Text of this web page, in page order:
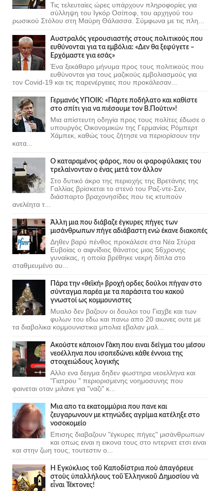
Τις τελευταίες ώρες υπάρχουν πληροφορίες για
σύλληψη του Ιγκόρ Οσίποφ, του αρχηγού του
ρωσικού Στόλου στη Μαύρη Θάλασσα. Σύμφωνα με τις πλη...
Αυστραλός γερουσιαστής στους πολιτικούς που
ευθύνονται για τα εμβόλια: «Δεν θα ξεφύγετε –
Ερχόμαστε για εσάς»
Ένα ξεκάθαρο μήνυμα προς τους πολιτικούς που
ευθύνονται για τους μαζικούς εμβολιασμούς για
τον Covid-19 και τις παρενέργειες που προκάλεσαν...
Γερμανός ΥΠΟΙΚ: «Πάρτε ποδήλατο και καθίστε
στο σπίτι για να πιέσουμε τον Β.Πούτιν»!
Μια απίστευτη οδηγία προς τους πολίτες έδωσε ο
υπουργός Οικονομικών της Γερμανίας Ρόμπερτ
Χάμπεκ, καθώς τους ζήτησε να περιορίσουν την
κατα...
Ο καταραμένος φάρος, που οι φαροφύλακες του
τρελαίνονταν ο ένας μετά τον άλλον
Στο δυτικό άκρο της περιοχής της Βρετάνης της
Γαλλίας βρίσκεται το στενό του Ραζ-ντε-Σεν,
διάσπαρτο βραχονησίδες που τις κτυπούν
ανελέητα τ...
Άλλη μια που διάβαζε έγκυρες πήγες των
μισάνθρωπων πήγε αδιάβαστη ενώ έκανε διακοπές
Δηθεν βαρύ πένθος προκάλεσε στα Νέα Στύρα
Ευβοίας ο αιφνίδιος θάνατος μιας 56χρονης
γυναίκας, η οποία βρέθηκε νεκρή δίπλα στο
σταθμευμένο αυ...
Πάρα την «θεϊκή» βροχή ορδες δούλοι πήγαν στο
σύνταγμα παρέα με τα παράσιτα του κακού
γνωστοί ως κομμουνιστες
Μυαλο δεν βαζουν οι δουλοι του Γιαχβε και των
φυλων του εδω και πανω απο 20 αιωνες ουτε με
τα διαβολικα κομμουνιστικα μπολια εβαλαν μαλ...
Ακούστε κάποιον Γάκη που ειναι δείγμα του μέσου
νεοέλληνα που ισοπεδώνει κάθε έννοια της
στοιχειώδους λογικής
Αλλο ενα δειγμα δηδεν φωστηρα νεοελληνα και
"Γιατρου " περιορισμενης νοημοσυνης που
φαινεται οταν μιλανε για "ναζι" κ...
Μια απο τα εκατομμύρια που πανε και
ζευγαρωνουν με κτηνώδες αγρίμια κατέληξε στο
νοσοκομείο
Επισης διαβαζουν "έγκυρες πήγες" μισάνθρωπων
και οπως ειναι η εικονα τους στο ιντερνετ ετσι ειναι
και στην ζωη τους, τουτεστιν ο...
Ἡ Ἐγκύκλιος τοῦ Καποδίστρια ποὺ ἀπαγόρευε
στοὺς ὑπαλλήλους τοῦ Ἑλληνικοῦ Δημοσίου νὰ
εἶναι Τέκτονες!